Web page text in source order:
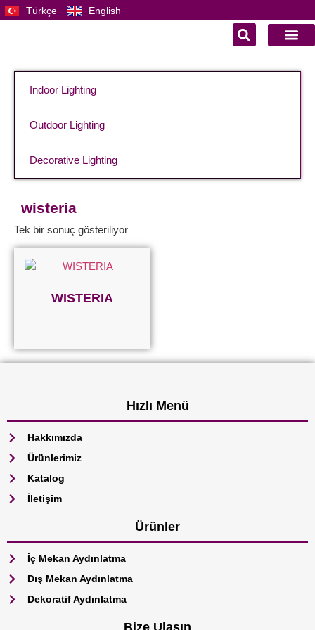
Türkçe English
Indoor Lighting
Outdoor Lighting
Decorative Lighting
wisteria
Tek bir sonuç gösteriliyor
WISTERIA
Hızlı Menü
Hakkımızda
Ürünlerimiz
Katalog
İletişim
Ürünler
İç Mekan Aydınlatma
Dış Mekan Aydınlatma
Dekoratif Aydınlatma